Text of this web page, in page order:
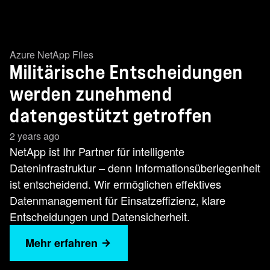
Azure NetApp Files
Militärische Entscheidungen
werden zunehmend
datengestützt getroffen
2 years ago
NetApp ist Ihr Partner für intelligente
Dateninfrastruktur – denn Informationsüberlegenheit
ist entscheidend. Wir ermöglichen effektives
Datenmanagement für Einsatzeffizienz, klare
Entscheidungen und Datensicherheit.
Mehr erfahren